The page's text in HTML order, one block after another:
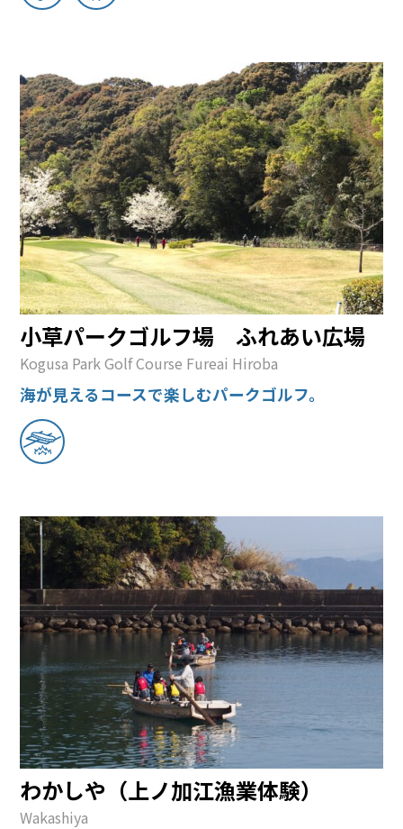
小草パークゴルフ場 ふれあい広場
Kogusa Park Golf Course Fureai Hiroba
海が見えるコースで楽しむパークゴルフ。
わかしや（上ノ加江漁業体験）
Wakashiya